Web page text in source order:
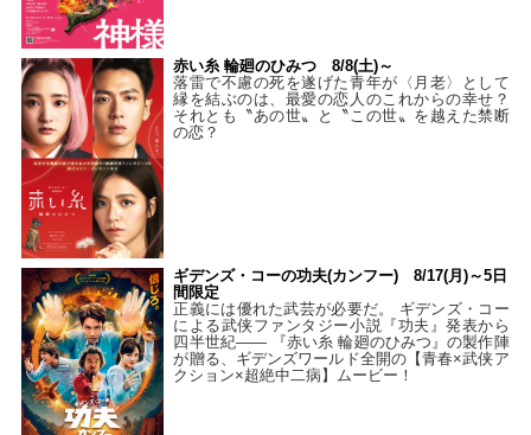
赤い糸 輪廻のひみつ 8/8(土)～
落雷で不慮の死を遂げた青年が〈月老〉として
縁を結ぶのは、最愛の恋人のこれからの幸せ？
それとも〝あの世〟と〝この世〟を越えた禁断
の恋？
ギデンズ・コーの功夫(カンフー) 8/17(月)～5日
間限定
正義には優れた武芸が必要だ。 ギデンズ・コー
による武侠ファンタジー小説『功夫』発表から
四半世紀―― 『赤い糸 輪廻のひみつ』の製作陣
が贈る、ギデンズワールド全開の【青春×武侠ア
クション×超絶中二病】ムービー！